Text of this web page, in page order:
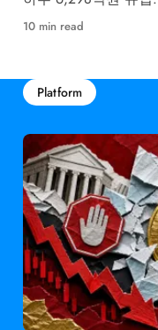
FOMC 금리 결정이
10 min read
Platform